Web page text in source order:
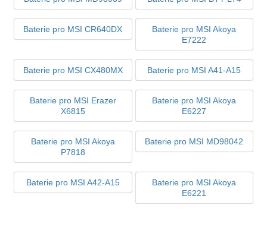
Baterie pro MSI CR640DX
Baterie pro MSI Akoya
E7222
Baterie pro MSI CX480MX Baterie pro MSI A41-A15
Baterie pro MSI Erazer
X6815
Baterie pro MSI Akoya
E6227
Baterie pro MSI Akoya
P7818
Baterie pro MSI MD98042
Baterie pro MSI A42-A15
Baterie pro MSI Akoya
E6221